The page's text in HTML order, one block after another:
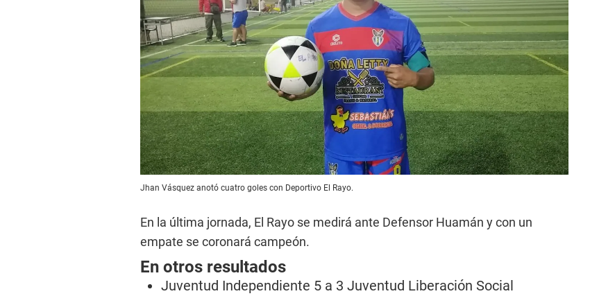
Jhan Vásquez anotó cuatro goles con Deportivo El Rayo.
En la última jornada, El Rayo se medirá ante Defensor Huamán y con un
empate se coronará campeón.
En otros resultados
Juventud Independiente 5 a 3 Juventud Liberación Social